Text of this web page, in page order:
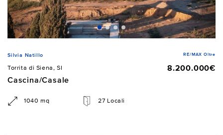
Silvia Natillo RE/MAX Oltre
Torrita di Siena, SI
8.200.000€
Cascina/Casale
1040 mq 27 Locali